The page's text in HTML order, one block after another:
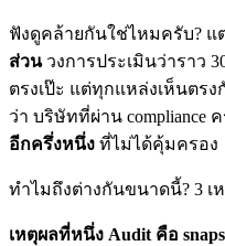
ฟังดูคล้ายกันใช่ไหมครับ? แ
ส่วนวงการประเมินว่าราว
ตรงเป๊ะ แต่ทุกแหล่งเห็นตรง
ว่า บริษัทที่ผ่าน compliance
อีกครึ่งหนึ่ง ที่ไม่ได้คุ้มครอง
ทำไมถึงต่างกันขนาดนี้? 3 เ
เหตุผลที่หนึ่ง Audit คือ